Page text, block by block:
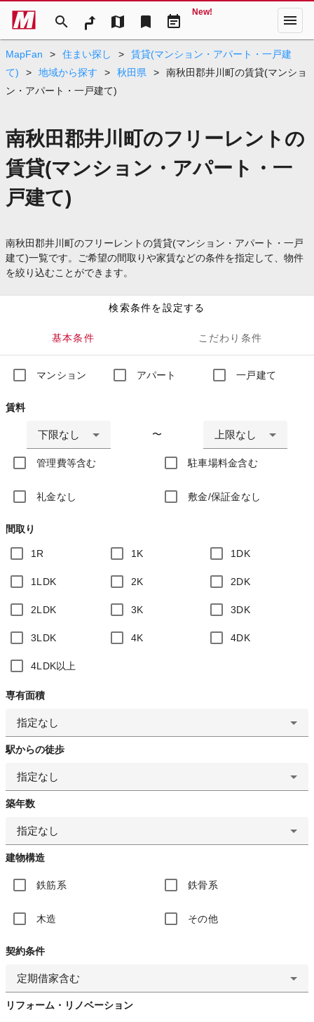
search map bookmark event_note
New! menu
MapFan > 住まい探し >
賃貸(マンション・アパート・一戸建
て)
> 地域から探す > 秋田県 >
南秋田郡井川町の賃貸(マンショ
ン・アパート・一戸建て)
南秋田郡井川町のフリーレントの
賃貸(マンション・アパート・一
戸建て)
南秋田郡井川町のフリーレントの賃貸(マンション・アパート・一戸
建て)一覧です。ご希望の間取りや家賃などの条件を指定して、物件
を絞り込むことができます。
検索条件を設定する
基本条件 こだわり条件
マンション アパート 一戸建て
賃料
下限なし 〜 上限なし
管理費等含む 駐車場料金含む
礼金なし 敷金/保証金なし
間取り
1R 1K 1DK
1LDK 2K 2DK
2LDK 3K 3DK
3LDK 4K 4DK
4LDK以上
専有面積
指定なし
駅からの徒歩
指定なし
築年数
指定なし
建物構造
鉄筋系 鉄骨系
木造 その他
契約条件
定期借家含む
リフォーム・リノベーション